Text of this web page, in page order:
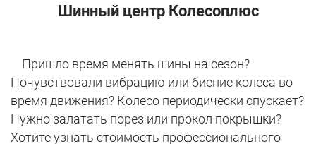
Шинный центр Колесоплюс
Пришло время менять шины на сезон?
Почувствовали вибрацию или биение колеса во
время движения? Колесо периодически спускает?
Нужно залатать порез или прокол покрышки?
Хотите узнать стоимость профессионального